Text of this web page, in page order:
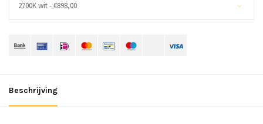
2700K wit - €898,00
Beschrijving